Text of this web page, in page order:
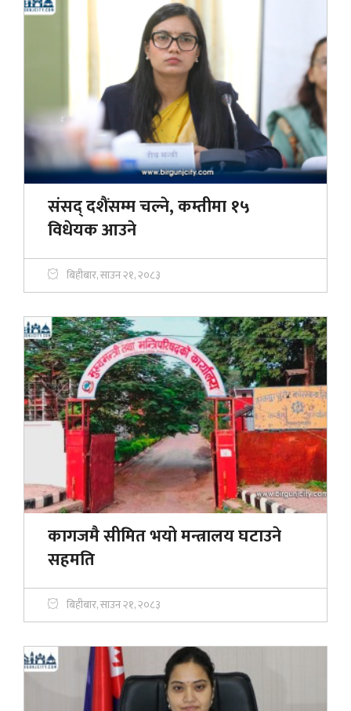
संसद् दशैंसम्म चल्ने, कम्तीमा १५
विधेयक आउने
बिहीबार, साउन २१, २०८३
कागजमै सीमित भयो मन्त्रालय घटाउने
सहमति
बिहीबार, साउन २१, २०८३